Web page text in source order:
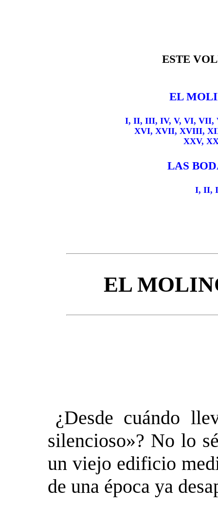
ESTE
EL
I, II, III, IV, V, VI, VII,
XVI, XVII, XVIII,
XXV,
LAS
I, II,
EL
¿Desde cuándo
silencioso»? No lo
un viejo edificio
de una época ya